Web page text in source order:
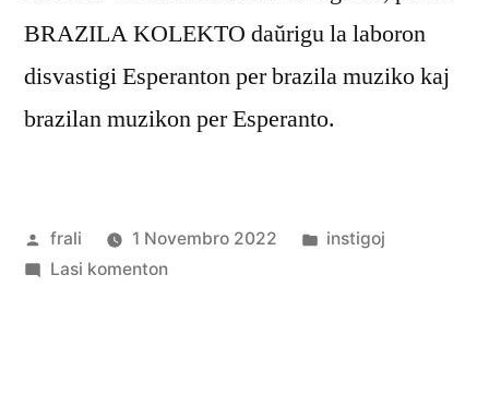
BRAZILA KOLEKTO daŭrigu la laboron
disvastigi Esperanton per brazila muziko kaj
brazilan muzikon per Esperanto.
Afiŝita
de
frali 1 Novembro 2022
Afiŝita
instigoj
Lasi komentonpri